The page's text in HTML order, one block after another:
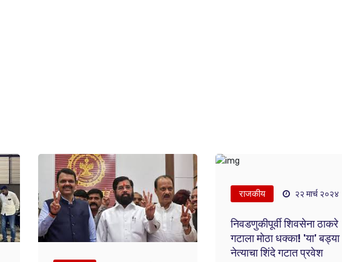
राजकीय २२ मार्च २०२४
निवडणुकीपूर्वी शिवसेना ठाकरे
गटाला मोठा धक्का! 'या' बड्या
नेत्याचा शिंदे गटात प्रवेश